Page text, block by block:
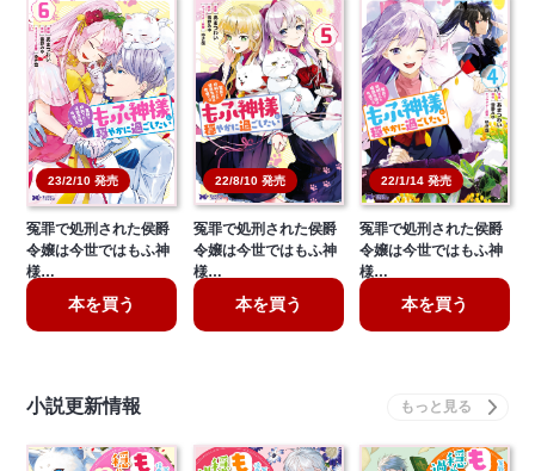
23/2/10 発売
冤罪で処刑された侯爵
令嬢は今世ではもふ神
様…
本を買う
22/8/10 発売
冤罪で処刑された侯爵
令嬢は今世ではもふ神
様…
本を買う
22/1/14 発売
冤罪で処刑された侯爵
令嬢は今世ではもふ神
様…
本を買う
小説更新情報